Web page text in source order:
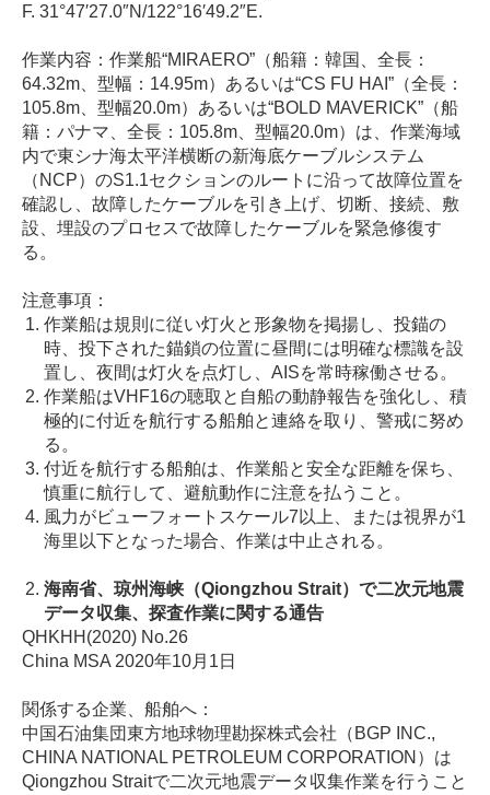
F. 31°47′27.0″N/122°16′49.2″E.
作業内容：作業船“MIRAERO”（船籍：韓国、全長：
64.32m、型幅：14.95m）あるいは“CS FU HAI”（全長：
105.8m、型幅20.0m）あるいは“BOLD MAVERICK”（船
籍：パナマ、全長：105.8m、型幅20.0m）は、作業海域
内で東シナ海太平洋横断の新海底ケーブルシステム
（NCP）のS1.1セクションのルートに沿って故障位置を
確認し、故障したケーブルを引き上げ、切断、接続、敷
設、埋設のプロセスで故障したケーブルを緊急修復す
る。
注意事項：
作業船は規則に従い灯火と形象物を掲揚し、投錨の
時、投下された錨鎖の位置に昼間には明確な標識を設
置し、夜間は灯火を点灯し、AISを常時稼働させる。
作業船はVHF16の聴取と自船の動静報告を強化し、積
極的に付近を航行する船舶と連絡を取り、警戒に努め
る。
付近を航行する船舶は、作業船と安全な距離を保ち、
慎重に航行して、避航動作に注意を払うこと。
風力がビューフォートスケール7以上、または視界が1
海里以下となった場合、作業は中止される。
海南省、琼州海峡（Qiongzhou Strait）で二次元地震
データ収集、探査作業に関する通告
QHKHH(2020) No.26
China MSA 2020年10月1日
関係する企業、船舶へ：
中国石油集団東方地球物理勘探株式会社（BGP INC.,
CHINA NATIONAL PETROLEUM CORPORATION）は
Qiongzhou Straitで二次元地震データ収集作業を行うこと